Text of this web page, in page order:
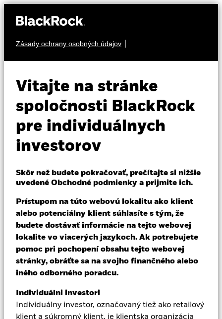
Zásady ochrany osobných údajov
Vitajte na stránke
spoločnosti BlackRock
pre individuálnych
investorov
Skôr než budete pokračovať, prečítajte si nižšie
uvedené Obchodné podmienky a prijmite ich.
Prístupom na túto webovú lokalitu ako klient
alebo potenciálny klient súhlasíte s tým, že
budete dostávať informácie na tejto webovej
lokalite vo viacerých jazykoch. Ak potrebujete
pomoc pri pochopení obsahu tejto webovej
stránky, obráťte sa na svojho finančného alebo
iného odborného poradcu.
Individuálni investori
Individuálny investor, označovaný tiež ako retailový
klient a súkromný klient, je klientska organizácia
Vzdelávanie
Individuálni investori
iShares
Aladdin
Naša spoločnosť
CITY
iShares Smart
City
Infrastructure
UCITS ETF
NAV k 06-aug-26
USD 10,73
Zmena NAV za 1 deň k 06-aug-26
USD 0,03 (0,29%)
Celkový výnos NAV k 06-aug-26
YTD: 16,57%